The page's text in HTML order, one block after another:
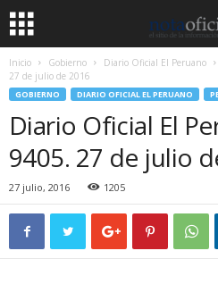
Inicio Gobierno Diario Oficial El Peruano
27 de julio de 2016
GOBIERNO DIARIO OFICIAL EL PERUANO
Diario Oficial El
9405. 27 de julio
27 julio, 2016 1205